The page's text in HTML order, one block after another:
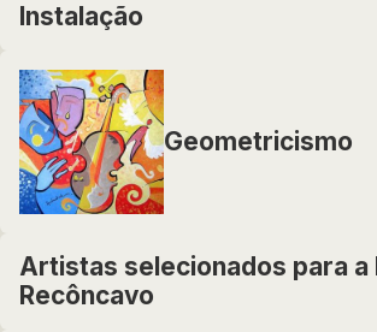
Instalação
Geometricismo
Artistas selecionados para a
Recôncavo